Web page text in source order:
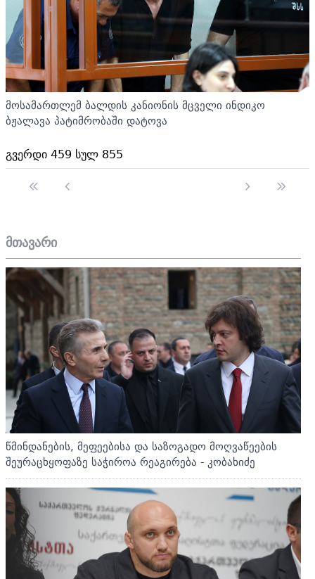
მოსამართლემ ბალდის კანიონის მცველი ინდიკო
ბჟალავა პატიმრობაში დატოვა
გვერდი 459 სულ 855
მთავარი
წმინდანების, მეფეებისა და საზოგადო მოღვაწეების
შეურაცხყოფაზე საჭიროა რეაგირება - კობახიძე